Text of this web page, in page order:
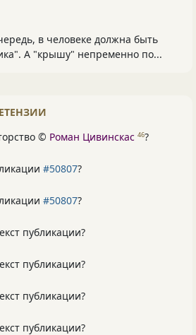
в человеке должна быть
А "крышу" непременно по...
© Роман Цивинскас 46?
#50807?
#50807?
публикации?
публикации?
публикации?
публикации?